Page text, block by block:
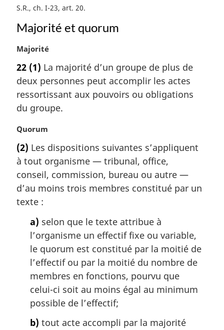
r
g
i
n
l
e
S.R., ch. I-23, art. 20
Majorité et quorum
N
t
e
m
a
g
n
a
e
:
Majorité
22 (1) La majorité d’un groupe de plus de
deux personnes peut accomplir les actes
ressortissant aux pouvoirs ou obligations
du groupe.
N
t
e
m
a
g
Quorum
(2) Les dispositions suivantes s’appliquent
à tout organisme — tribunal, office,
conseil, commission, bureau ou autre —
d’au moins trois membres constitué par un
texte :
a) selon que le texte attribue à
l’organisme un effectif fixe ou variable,
le quorum est constitué par la moitié de
l’effectif ou par la moitié du nombre de
membres en fonctions, pourvu que
celui-ci soit au moins égal au minimum
possible de l’effectif;
b) tout acte accompli par la majorité